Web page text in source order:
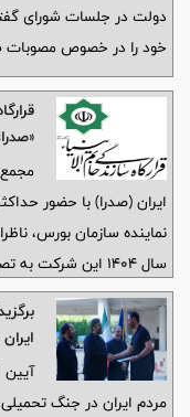
دولت در جلسات شورای
خود را در خصوص مصوبات
ایران (صدرا) با حضور
نماینده سازمان بورس،
سال ۱۴۰۴ این
ثبت رکوردهای جدید در
راهبردی نفت و گاز،
تازه برای شتاب‌بخشی به فعالیت‌های
مردم ایران در جنگ